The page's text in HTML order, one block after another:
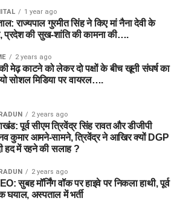
1 year ago
राज्यपाल गुरमीत सिंह ने किए मां नैना देवी के
प्रदेश की सुख-शांति की कामना की….
2 years ago
मेढ़ काटने को लेकर दो पक्षों के बीच खूनी संघर्ष का
सोशल मिडिया पर वायरल….
2 years ago
पूर्व सीएम त्रिवेंद्र सिंह रावत और डीजीपी
कुमार आमने-सामने, त्रिवेंद्र ने आखिर क्यों DGP
हद में रहने की सलाह ?
2 years ago
सुबह मॉर्निंग वॉक पर हाइवे पर निकला हाथी, पूर्व
घयाल, अस्पताल में भर्ती